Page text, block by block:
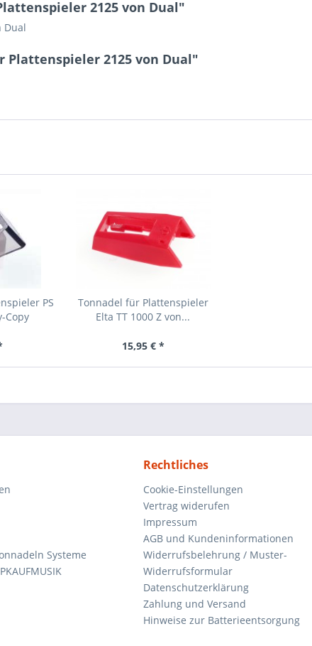
2125 von Dual"
Dual
2125 von Dual"
PS
Copy
Tonnadel für Plattenspieler
Elta TT 1000 Z von...
15,95 € *
Systeme
Rechtliches
Cookie-Einstellungen
Vertrag widerufen
Impressum
AGB und Kundeninformationen
Widerrufsbelehrung / Muster-
Widerrufsformular
Datenschutzerklärung
Zahlung und Versand
Hinweise zur Batterieentsorgung